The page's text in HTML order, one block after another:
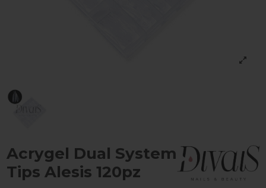
Acrygel Dual System
Tips Alesis 120pz